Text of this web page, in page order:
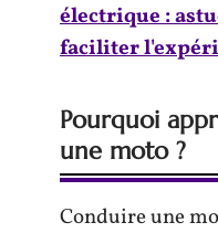
électrique :
faciliter
Pourquoi
une moto ?
Conduire une